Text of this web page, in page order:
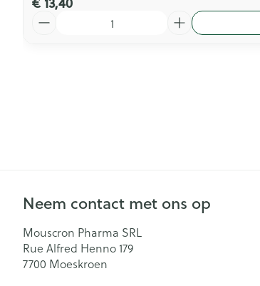
Neem contact met ons op
Mouscron Pharma SRL
Rue Alfred Henno 179
7700 Moeskroen